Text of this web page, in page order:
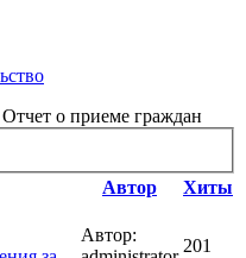
Отчет о приеме граждан
Автор
Хиты
Автор:
201